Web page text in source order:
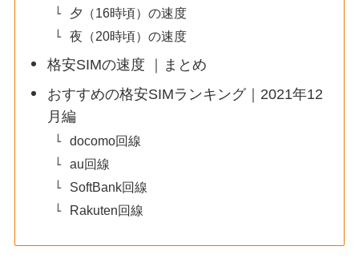
夕（16時頃）の速度
夜（20時頃）の速度
格安SIMの速度 ｜まとめ
おすすめの格安SIMランキング｜2021年12
月編
docomo回線
au回線
SoftBank回線
Rakuten回線